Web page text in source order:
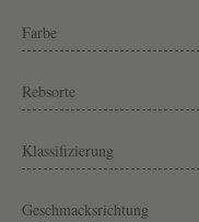
Farbe
Rebsorte
Klassifizierung
Geschmacksrichtung